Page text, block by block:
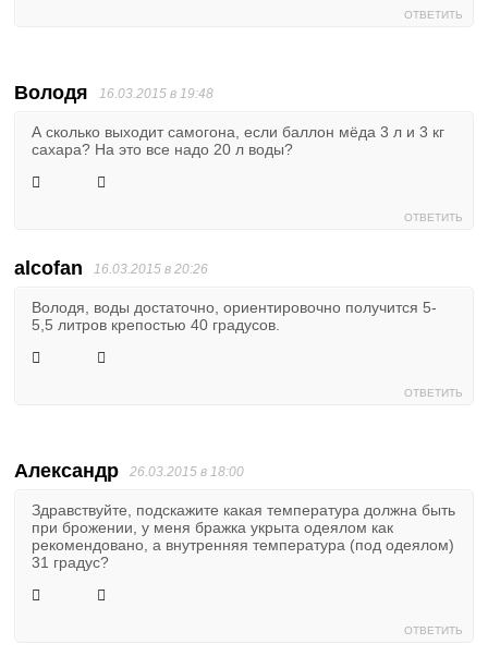
ОТВЕТИТЬ
Володя 16.03.2015 в 19:48
А сколько выходит самогона, если баллон мёда 3 л и 3 кг
сахара? На это все надо 20 л воды?
ОТВЕТИТЬ
alcofan 16.03.2015 в 20:26
Володя, воды достаточно, ориентировочно получится 5-
5,5 литров крепостью 40 градусов.
ОТВЕТИТЬ
Александр 26.03.2015 в 18:00
Здравствуйте, подскажите какая температура должна быть
при брожении, у меня бражка укрыта одеялом как
рекомендовано, а внутренняя температура (под одеялом)
31 градус?
ОТВЕТИТЬ